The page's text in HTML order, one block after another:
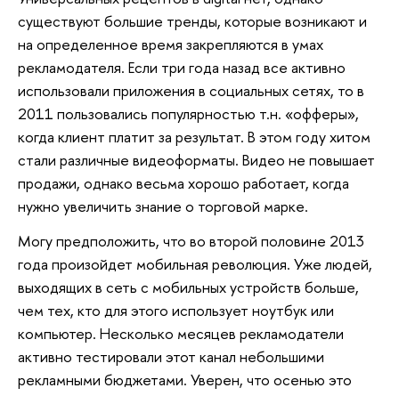
существуют большие тренды, которые возникают и
на определенное время закрепляются в умах
рекламодателя. Если три года назад все активно
использовали приложения в социальных сетях, то в
2011 пользовались популярностью т.н. «офферы»,
когда клиент платит за результат. В этом году хитом
стали различные видеоформаты. Видео не повышает
продажи, однако весьма хорошо работает, когда
нужно увеличить знание о торговой марке.
Могу предположить, что во второй половине 2013
года произойдет мобильная революция. Уже людей,
выходящих в сеть с мобильных устройств больше,
чем тех, кто для этого использует ноутбук или
компьютер. Несколько месяцев рекламодатели
активно тестировали этот канал небольшими
рекламными бюджетами. Уверен, что осенью это